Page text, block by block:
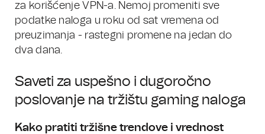
za korišćenje VPN-a. Nemoj promeniti sve
podatke naloga u roku od sat vremena od
preuzimanja - rastegni promene na jedan do
dva dana.
Saveti za uspešno i dugoročno
poslovanje na tržištu gaming naloga
Kako pratiti tržišne trendove i vrednost